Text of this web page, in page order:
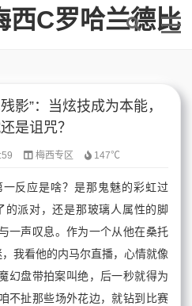
影”：当炫技成为本能，
是诅咒？
梅西专区 147℃
反应是啥？是那鬼魅的彩虹过
的派对，还是那玻璃人属性的脚
一声叹息。作为一个从他在桑托
我看他的内马尔直播，心情就像
盘带拍案叫绝，后一秒就得为
不扯那些场外花边，就钻到比赛